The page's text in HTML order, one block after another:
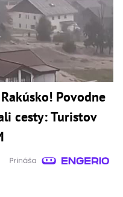
Povodne
cesty: Turistov